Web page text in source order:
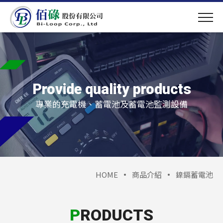
Provide quality products
專業的充電機、蓄電池及蓄電池監測設備
HOME 商品介紹 鎳鎘蓄電池
PRODUCTS